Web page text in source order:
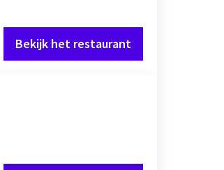
Bekijk het restaurant